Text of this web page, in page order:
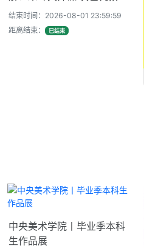
会火热报名中！
结束时间：2026-08-01 23:59:59
距离结束：
已结束
中央美术学院丨毕业季本科
生作品展